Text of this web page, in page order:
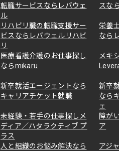
転職サービスならレバウェ
ル
スな
リハビリ職の転職支援サー
ビスならレバウェルリハビ
リ
栄養
なら
医療看護介護のお仕事探し
ならmikaru
メキ
新卒就活エージェントなら
キャリアチケット就職
新卒
なら
ェ
未経験・若手の仕事探しメ
ディア／ハタラクティブ プ
ラス
障が
ア
人と組織のお悩み解決なら
アジ